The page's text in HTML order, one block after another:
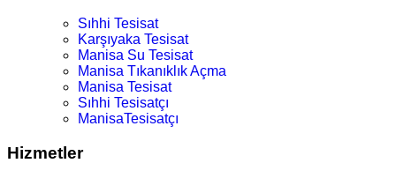
Sıhhi Tesisat
Karşıyaka Tesisat
Manisa Su Tesisat
Manisa Tıkanıklık Açma
Manisa Tesisat
Sıhhi Tesisatçı
ManisaTesisatçı
Hizmetler